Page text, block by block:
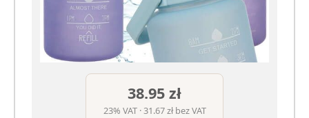
38.95 zł
23% VAT · 31.67 zł bez VAT